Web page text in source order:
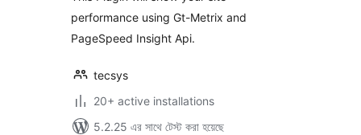
performance using Gt-Metrix and
PageSpeed Insight Api.
tecsys
20+ active installations
5.2.25 এর সাথে টেস্ট করা হয়েছে